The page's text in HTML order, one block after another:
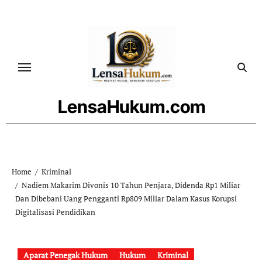
LensaHukum.com
Home
Kriminal
Nadiem Makarim Divonis 10 Tahun Penjara, Didenda Rp1 Miliar
Dan Dibebani Uang Pengganti Rp809 Miliar Dalam Kasus Korupsi
Digitalisasi Pendidikan
Aparat Penegak Hukum Hukum
Kriminal